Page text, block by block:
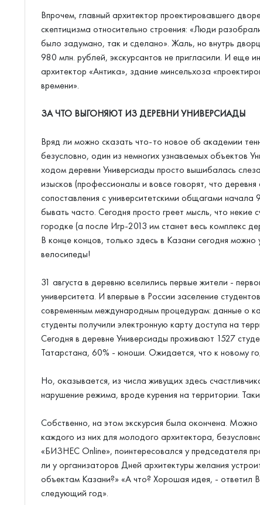
Впрочем, главный архитектор проектировавшего
скептицизма относительно строения: «Люди
было задумано, так и сделано». Жаль, но внутрь
980 млн. рублей, экскурсантов не пригласили. И еще
архитектор «Антика», здание минсельхоза
времени».
ЗА ЧТО ВЫГОНЯЮТ ИЗ ДЕРЕВНИ УНИВЕРСИАДЫ
Вряд ли можно сказать что-то новое об академии
безусловно, один из немногих узнаваемых объектов
ходом деревни Универсиады просто вышибалась
изысков (профессионалы и вовсе говорят, что
сопоставления с университетскими общагами
бывать часто. Сегодня просто греет мысль, что некие
городке (а после Игр-2013 им станет весь комплекс
В конце концов, только здесь в Казани сегодня
велосипеды!
31 августа в деревню вселились первые жители -
университета. И впервые в России заселение
современным международным процедурам: данные о
студенты получили электронную карту доступа на
Сегодня в деревне Универсиады проживают 1527
Татарстана, 60% - юноши. Ожидается, что к новому
Но, оказывается, из числа живущих здесь
нарушение режима, вроде курения на территории.
Собственно, на этом экскурсия была окончена.
каждого из них для молодого архитектора,
«БИЗНЕС Online», поинтересовался у председателя
ли у организаторов Дней архитектуры желания
объектам Казани?» «А что? Хорошая идея, - ответил
следующий год».